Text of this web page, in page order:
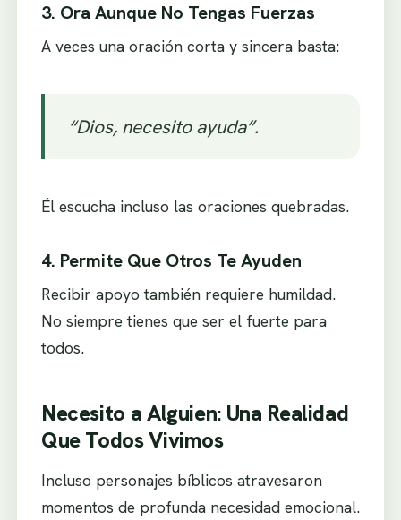
3. Ora Aunque No Tengas Fuerzas
A veces una oración corta y sincera basta:
“Dios, necesito ayuda”.
Él escucha incluso las oraciones quebradas.
4. Permite Que Otros Te Ayuden
Recibir apoyo también requiere humildad.
No siempre tienes que ser el fuerte para
todos.
Necesito a Alguien: Una Realidad
Que Todos Vivimos
Incluso personajes bíblicos atravesaron
momentos de profunda necesidad emocional.